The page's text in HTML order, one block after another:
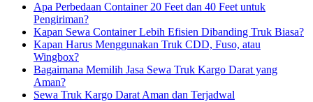
Apa Perbedaan Container 20 Feet dan 40 Feet untuk
Pengiriman?
Kapan Sewa Container Lebih Efisien Dibanding Truk Biasa?
Kapan Harus Menggunakan Truk CDD, Fuso, atau
Wingbox?
Bagaimana Memilih Jasa Sewa Truk Kargo Darat yang
Aman?
Sewa Truk Kargo Darat Aman dan Terjadwal